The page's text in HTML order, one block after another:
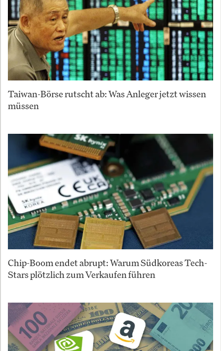
Taiwan-Börse rutscht ab: Was Anleger jetzt wissen
müssen
Chip-Boom endet abrupt: Warum Südkoreas Tech-
Stars plötzlich zum Verkaufen führen